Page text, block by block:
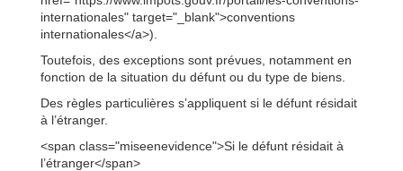
internationales" target="_blank">conventions
internationales</a>).
Toutefois, des exceptions sont prévues, notamment en
fonction de la situation du défunt ou du type de biens.
Des règles particulières s’appliquent si le défunt résidait
à l’étranger.
<span class="miseenevidence">Si le défunt résidait à
l’étranger</span>